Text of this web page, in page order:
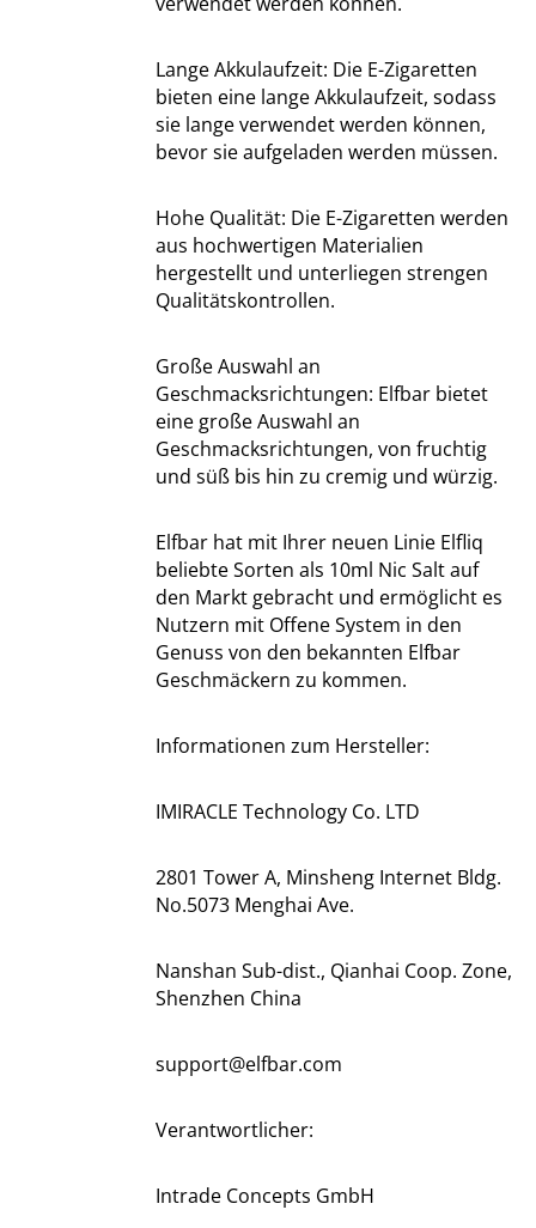
Lange Akkulaufzeit: Die E-Zigaretten
bieten eine lange Akkulaufzeit, sodass
sie lange verwendet werden können,
bevor sie aufgeladen werden müssen.
Hohe Qualität: Die E-Zigaretten werden
aus hochwertigen Materialien
hergestellt und unterliegen strengen
Qualitätskontrollen.
Große Auswahl an
Geschmacksrichtungen: Elfbar bietet
eine große Auswahl an
Geschmacksrichtungen, von fruchtig
und süß bis hin zu cremig und würzig.
Elfbar hat mit Ihrer neuen Linie Elfliq
beliebte Sorten als 10ml Nic Salt auf
den Markt gebracht und ermöglicht es
Nutzern mit Offene System in den
Genuss von den bekannten Elfbar
Geschmäckern zu kommen.
Informationen zum Hersteller:
IMIRACLE Technology Co. LTD
2801 Tower A, Minsheng Internet Bldg.
No.5073 Menghai Ave.
Nanshan Sub-dist., Qianhai Coop. Zone,
Shenzhen China
support@elfbar.com
Verantwortlicher:
Intrade Concepts GmbH